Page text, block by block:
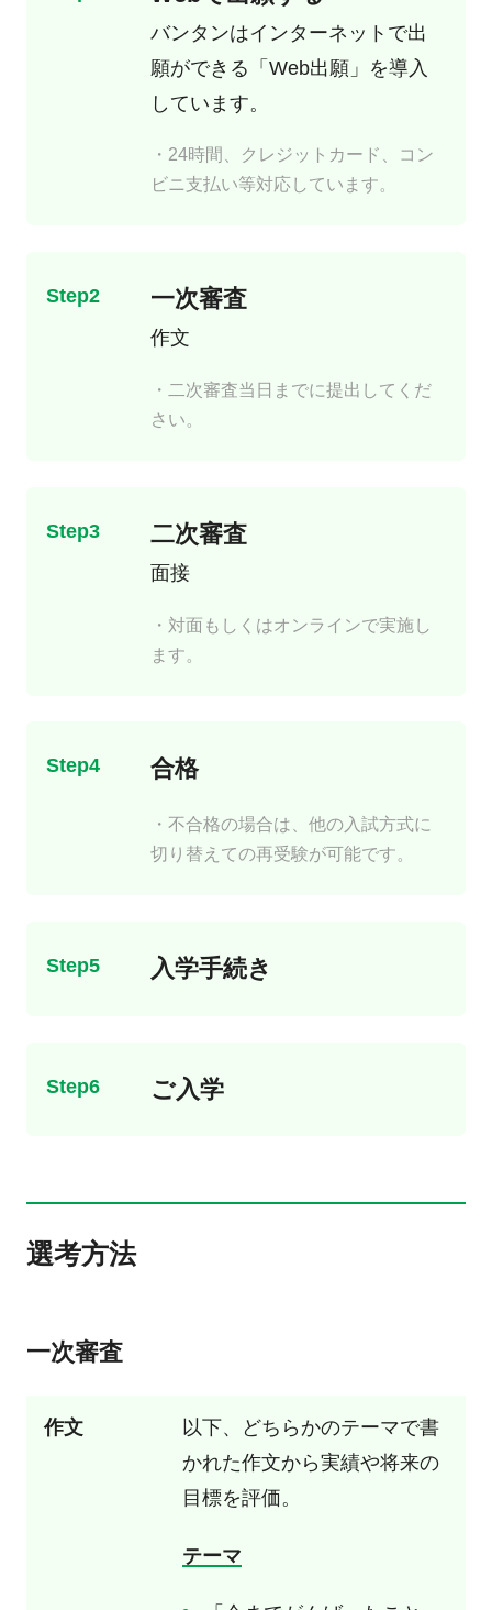
バンタンはインターネットで出
願ができる 「Web出願」 を導入
しています。
・24時間、クレジットカード、コン
ビニ支払い等対応しています。
Step2 一次審査
作文
・二次審査当日までに提出してくだ
さい。
Step3 二次審査
面接
・対面もしくはオンラインで実施し
ます。
Step4 合格
・不合格の場合は、他の入試方式に
切り替えての再受験が可能です。
Step5 入学手続き
Step6 ご入学
選考方法
一次審査
作文
以下、どちらかのテーマで書
かれた作文から実績や将来の
目標を評価。
テーマ